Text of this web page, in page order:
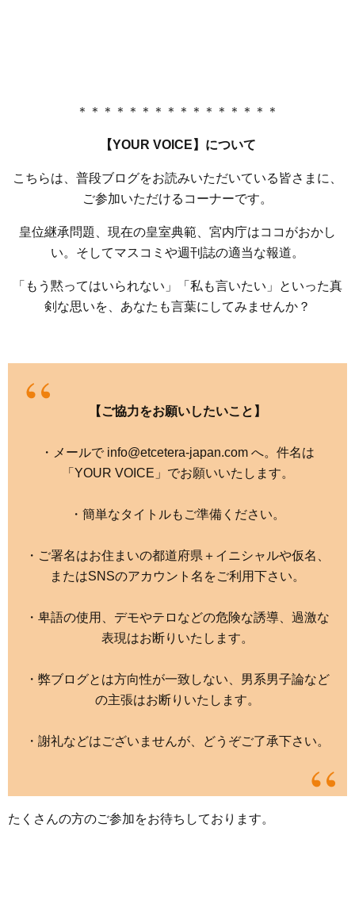
＊＊＊＊＊＊＊＊＊＊＊＊＊＊＊＊
【YOUR VOICE】について
こちらは、普段ブログをお読みいただいている皆さまに、
ご参加いただけるコーナーです。
皇位継承問題、現在の皇室典範、宮内庁はココがおかし
い。そしてマスコミや週刊誌の適当な報道。
「もう黙ってはいられない」「私も言いたい」といった真
剣な思いを、あなたも言葉にしてみませんか？
【ご協力をお願いしたいこと】
・メールで info@etcetera-japan.com へ。件名は
「YOUR VOICE」でお願いいたします。
・簡単なタイトルもご準備ください。
・ご署名はお住まいの都道府県＋イニシャルや仮名、
またはSNSのアカウント名をご利用下さい。
・卑語の使用、デモやテロなどの危険な誘導、過激な
表現はお断りいたします。
・弊ブログとは方向性が一致しない、男系男子論など
の主張はお断りいたします。
・謝礼などはございませんが、どうぞご了承下さい。
たくさんの方のご参加をお待ちしております。